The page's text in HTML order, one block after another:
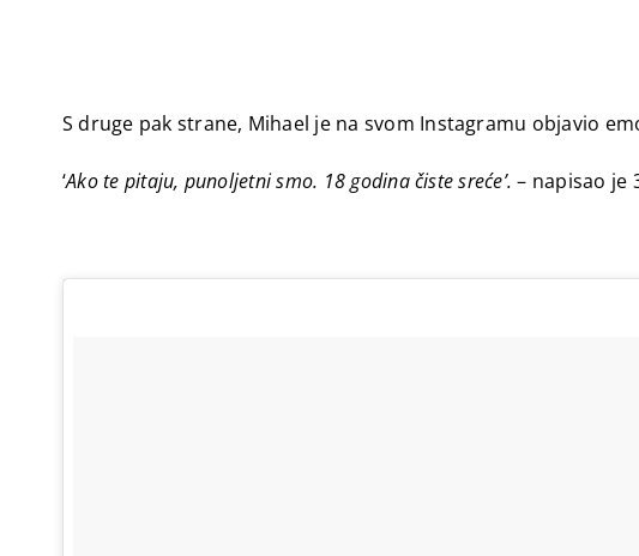
S druge pak strane, Mihael je na svom Instagramu objavio
‘Ako te pitaju, punoljetni smo. 18 godina čiste sreće’. – napisao je